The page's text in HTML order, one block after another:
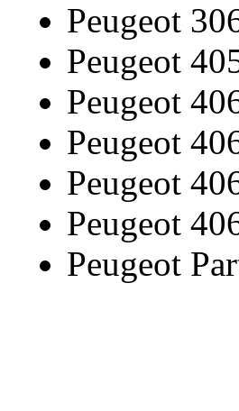
Peugeot
Peugeot
Peugeot
Peugeot
Peugeot
Peugeot
Peugeot